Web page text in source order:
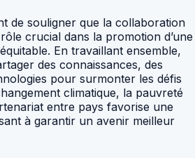
de souligner que la collaboration
crucial dans la promotion d’une
En travaillant ensemble,
des connaissances, des
pour surmonter les défis
climatique, la pauvreté
entre pays favorise une
à garantir un avenir meilleur